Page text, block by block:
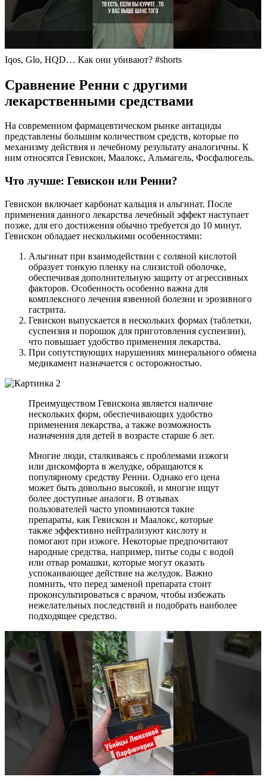
Iqos, Glo, HQD… Как они убивают? #shorts
Сравнение Ренни с другими
лекарственными средствами
На современном фармацевтическом рынке антациды
представлены большим количеством средств, которые по
механизму действия и лечебному результату аналогичны. К
ним относятся Гевискон, Маалокс, Альмагель, Фосфалюгель.
Что лучше: Гевискон или Ренни?
Гевискон включает карбонат кальция и альгинат. После
применения данного лекарства лечебный эффект наступает
позже, для его достижения обычно требуется до 10 минут.
Гевискон обладает несколькими особенностями:
Альгинат при взаимодействии с соляной кислотой
образует тонкую пленку на слизистой оболочке,
обеспечивая дополнительную защиту от агрессивных
факторов. Особенность особенно важна для
комплексного лечения язвенной болезни и эрозивного
гастрита.
Гевискон выпускается в нескольких формах (таблетки,
суспензия и порошок для приготовления суспензии),
что повышает удобство применения лекарства.
При сопутствующих нарушениях минерального обмена
медикамент назначается с осторожностью.
Преимуществом Гевискона является наличие
нескольких форм, обеспечивающих удобство
применения лекарства, а также возможность
назначения для детей в возрасте старше 6 лет.
Многие люди, сталкиваясь с проблемами изжоги
или дискомфорта в желудке, обращаются к
популярному средству Ренни. Однако его цена
может быть довольно высокой, и многие ищут
более доступные аналоги. В отзывах
пользователей часто упоминаются такие
препараты, как Гевискон и Маалокс, которые
также эффективно нейтрализуют кислоту и
помогают при изжоге. Некоторые предпочитают
народные средства, например, питье соды с водой
или отвар ромашки, которые могут оказать
успокаивающее действие на желудок. Важно
помнить, что перед заменой препарата стоит
проконсультироваться с врачом, чтобы избежать
нежелательных последствий и подобрать наиболее
подходящее средство.